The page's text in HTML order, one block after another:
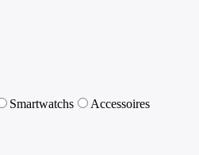
Smartwatchs
Accessoires